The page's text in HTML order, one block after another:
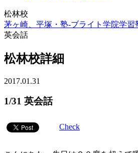
松林校
茅ヶ崎、平塚・塾-ブライト学院学習
英会話
松林校詳細
2017.01.31
1/31 英会話
Check